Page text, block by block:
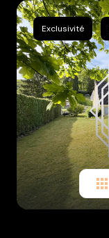
notre
équipe
contact
nous
rejoindre
Exclusivité